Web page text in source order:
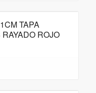
TAPA
ROJO